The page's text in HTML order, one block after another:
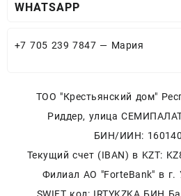
WHATSAPP
+7 705 239 7847 — Мария
ТОО "Крестьянский дом"
Риддер, улица
БИН/ИИН:
Текущий счет (IBAN) в KZT:
Филиал АО "ForteBank" в г.